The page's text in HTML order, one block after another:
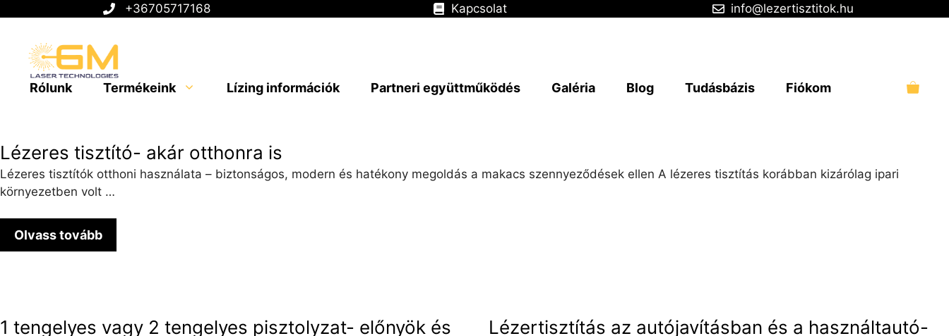
tartalomba
+36705717168 Kapcsolat info@lezertisztitok.hu
Rólunk Termékeink Lízing információk Partneri együttműködés Galéria Blog Tudásbázis Fiókom
Lézeres tisztító- akár otthonra is
Lézeres tisztítók otthoni használata – biztonságos, modern és hatékony megoldás a makacs szennyeződések ellen A lézeres tisztítás korábban kizárólag ipari
környezetben volt …
Olvass tovább
1 tengelyes vagy 2 tengelyes pisztolyzat- előnyök és
Lézertisztítás az autójavításban és a használtautó-